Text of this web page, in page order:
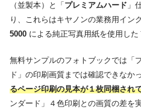
（並製本）と「 プレミアムハード 」
り、これらはキヤノンの業務用イン
5000 による純正写真用紙を使用した
無料サンプルのフォトブックでは「
ド」の印刷画質までは確認できなか
るページ印刷の見本が１枚同梱され
ンダード」４色印刷との画質の差を